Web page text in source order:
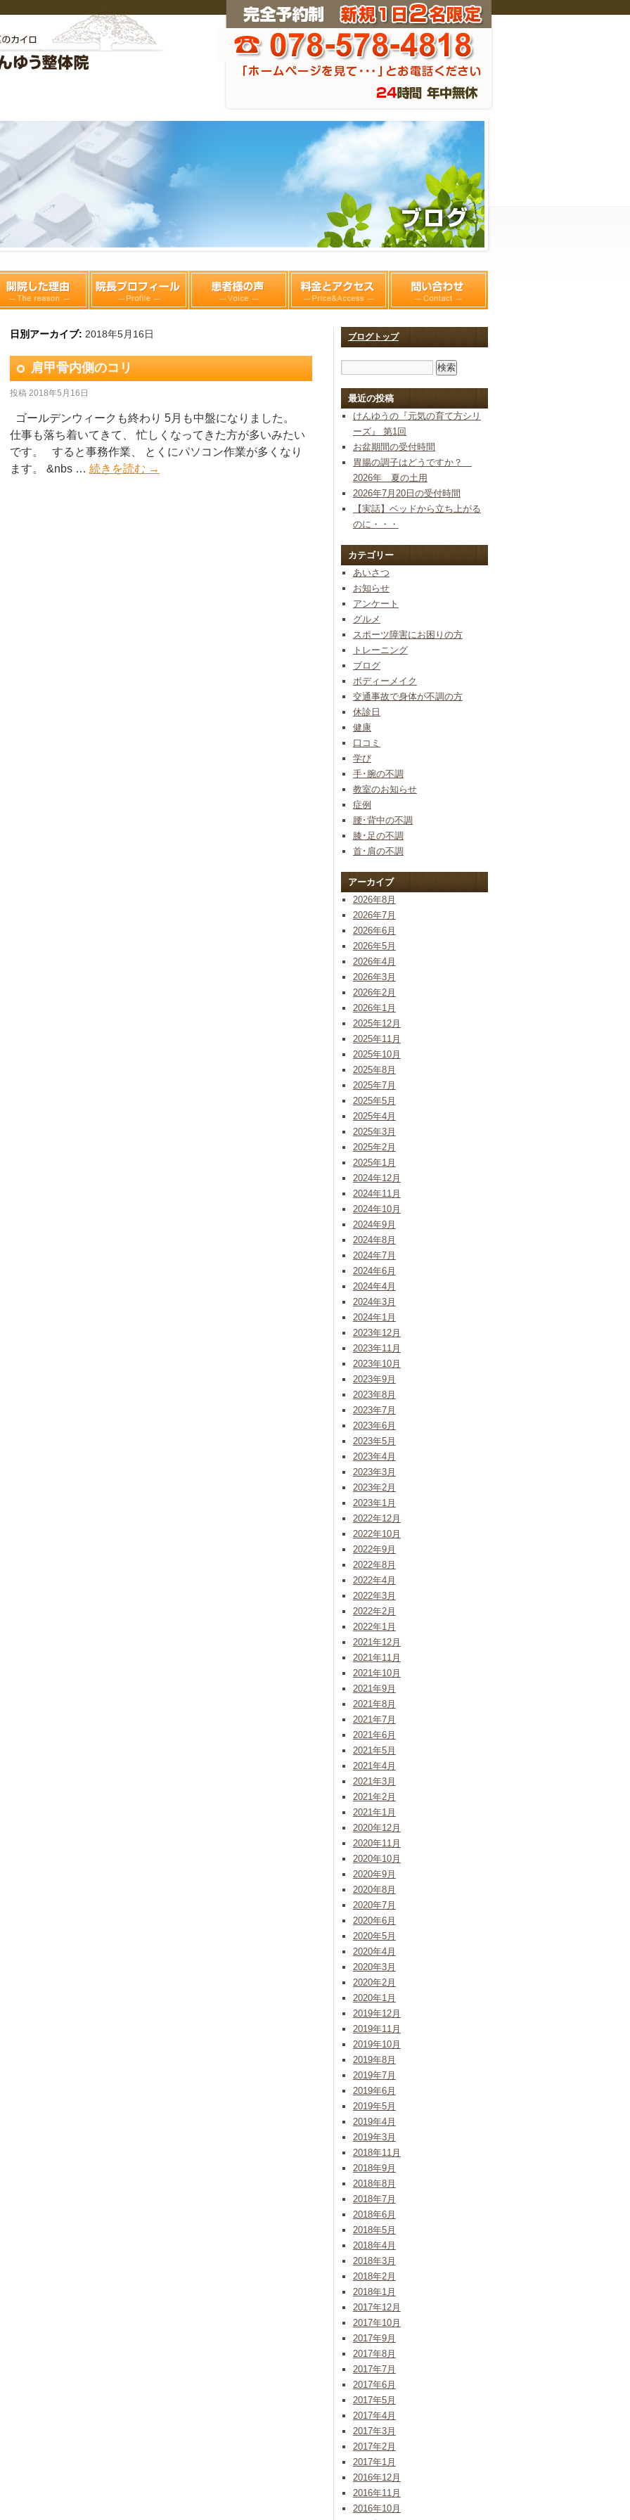
日別アーカイブ: 2018年5月16日
肩甲骨内側のコリ
投稿 2018年5月16日
ゴールデンウィークも終わり 5月も中盤になりました。
仕事も落ち着いてきて、 忙しくなってきた方が多いみたい
です。 すると事務作業、 とくにパソコン作業が多くなり
ます。 &nbs … 続きを読む →
ブログトップ
最近の投稿
けんゆうの『元気の育て方シリ
ーズ』 第1回
お盆期間の受付時間
胃腸の調子はどうですか？
2026年 夏の土用
2026年7月20日の受付時間
【実話】ベッドから立ち上がる
のに・・・
カテゴリー
あいさつ
お知らせ
アンケート
グルメ
スポーツ障害にお困りの方
トレーニング
ブログ
ボディーメイク
交通事故で身体が不調の方
休診日
健康
口コミ
学び
手･腕の不調
教室のお知らせ
症例
腰･背中の不調
膝･足の不調
首･肩の不調
アーカイブ
2026年8月
2026年7月
2026年6月
2026年5月
2026年4月
2026年3月
2026年2月
2026年1月
2025年12月
2025年11月
2025年10月
2025年8月
2025年7月
2025年5月
2025年4月
2025年3月
2025年2月
2025年1月
2024年12月
2024年11月
2024年10月
2024年9月
2024年8月
2024年7月
2024年6月
2024年4月
2024年3月
2024年1月
2023年12月
2023年11月
2023年10月
2023年9月
2023年8月
2023年7月
2023年6月
2023年5月
2023年4月
2023年3月
2023年2月
2023年1月
2022年12月
2022年10月
2022年9月
2022年8月
2022年4月
2022年3月
2022年2月
2022年1月
2021年12月
2021年11月
2021年10月
2021年9月
2021年8月
2021年7月
2021年6月
2021年5月
2021年4月
2021年3月
2021年2月
2021年1月
2020年12月
2020年11月
2020年10月
2020年9月
2020年8月
2020年7月
2020年6月
2020年5月
2020年4月
2020年3月
2020年2月
2020年1月
2019年12月
2019年11月
2019年10月
2019年8月
2019年7月
2019年6月
2019年5月
2019年4月
2019年3月
2018年11月
2018年9月
2018年8月
2018年7月
2018年6月
2018年5月
2018年4月
2018年3月
2018年2月
2018年1月
2017年12月
2017年10月
2017年9月
2017年8月
2017年7月
2017年6月
2017年5月
2017年4月
2017年3月
2017年2月
2017年1月
2016年12月
2016年11月
2016年10月